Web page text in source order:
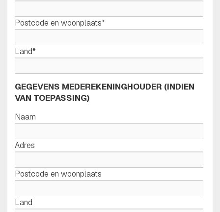
Postcode en woonplaats*
Land*
GEGEVENS MEDEREKENINGHOUDER (INDIEN
VAN TOEPASSING)
Naam
Adres
Postcode en woonplaats
Land